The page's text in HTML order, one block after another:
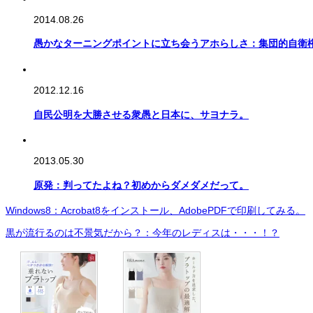
2014.08.26
愚かなターニングポイントに立ち会うアホらしさ：集団的自衛
2012.12.16
自民公明を大勝させる衆愚と日本に、サヨナラ。
2013.05.30
原発：判ってたよね？初めからダメダメだって。
Windows8：Acrobat8をインストール、AdobePDFで印刷してみる。
黒が流行るのは不景気だから？：今年のレディスは・・・！？